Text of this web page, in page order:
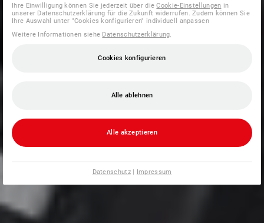
Ihre Einwilligung können Sie jederzeit über dieCookie-Einstellungen in
unserer Datenschutzerklärung für die Zukunft widerrufen. Zudem können Sie
Ihre Auswahl unter "Cookies konfigurieren" individuell anpassen
Weitere Informationen siehe Datenschutzerklärung
Cookies konfigurieren
Alle ablehnen
Alle akzeptieren
Datenschutz| Impressum